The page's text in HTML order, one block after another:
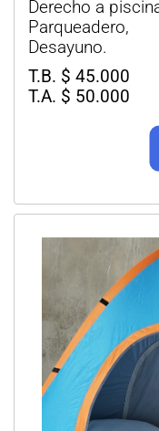
Derecho a
Parqueadero,
Desayuno.
T.B. $ 45.000
T.A. $ 50.000